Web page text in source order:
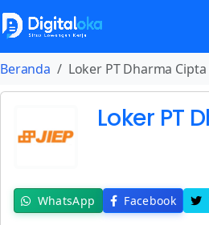
Beranda Loker PT Dharma
Loker PT
WhatsApp Facebook